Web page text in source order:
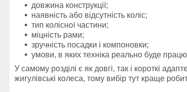
довжина конструкції;
наявність або відсутність коліс;
тип колісної частини;
міцність рами;
зручність посадки і компоновки;
умови, в яких техніка реально буде
У самому розділі є як довгі, так і короткі
жигулівські колеса, тому вибір тут краще